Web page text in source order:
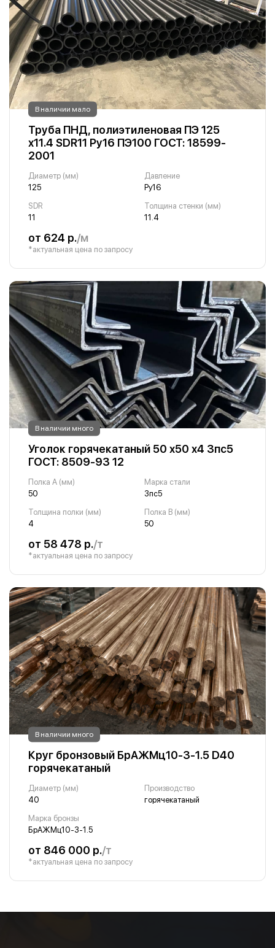
В наличии мало
Труба ПНД, полиэтиленовая ПЭ 125
х11.4 SDR11 Ру16 ПЭ100 ГОСТ: 18599-
2001
Диаметр (мм)
125
Давление
Ру16
SDR
11
Толщина стенки (мм)
11.4
от 624 р./м
*актуальная цена по запросу
В наличии много
Уголок горячекатаный 50 х50 х4 3пс5
ГОСТ: 8509-93 12
Полка A (мм)
50
Марка стали
3пс5
Толщина полки (мм)
4
Полка B (мм)
50
от 58 478 р./т
*актуальная цена по запросу
В наличии много
Круг бронзовый БрАЖМц10-3-1.5 D40
горячекатаный
Диаметр (мм)
40
Производство
горячекатаный
Марка бронзы
БрАЖМц10-3-1.5
от 846 000 р./т
*актуальная цена по запросу